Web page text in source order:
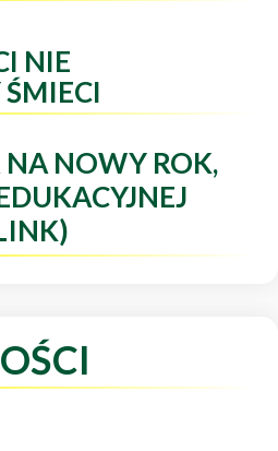
NIE
NOWY ROK,